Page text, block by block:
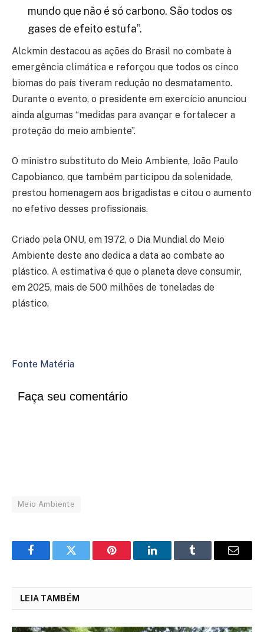
mundo que não é só carbono. São todos os
gases de efeito estufa”.
Alckmin destacou as ações do Brasil no combate à
emergência climática e reforçou que todos os cinco
biomas do país tiveram redução no desmatamento.
Durante o evento, o presidente em exercício anunciou
ainda algumas “medidas para avançar e fortalecer a
proteção do meio ambiente”.
O ministro substituto do Meio Ambiente, João Paulo
Capobianco, que também participou da solenidade,
prestou homenagem aos brigadistas e citou o aumento
no efetivo desses profissionais.
Criado pela ONU, em 1972, o Dia Mundial do Meio
Ambiente deste ano dedica a data ao combate ao
plástico. A estimativa é que o planeta deve consumir,
em 2025, mais de 500 milhões de toneladas de
plástico.
Fonte Matéria
Faça seu comentário
Meio Ambiente
FacebookTwitter Pinterest LinkedInTumblr Email
LEIA TAMBÉM